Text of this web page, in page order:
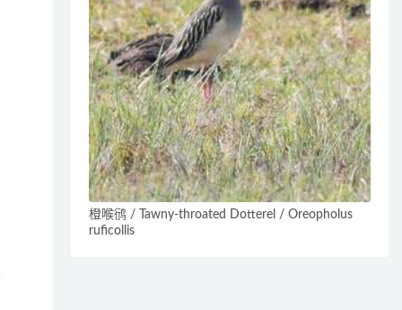
橙喉鸻 / Tawny-throated Dotterel / Oreopholus
ruficollis